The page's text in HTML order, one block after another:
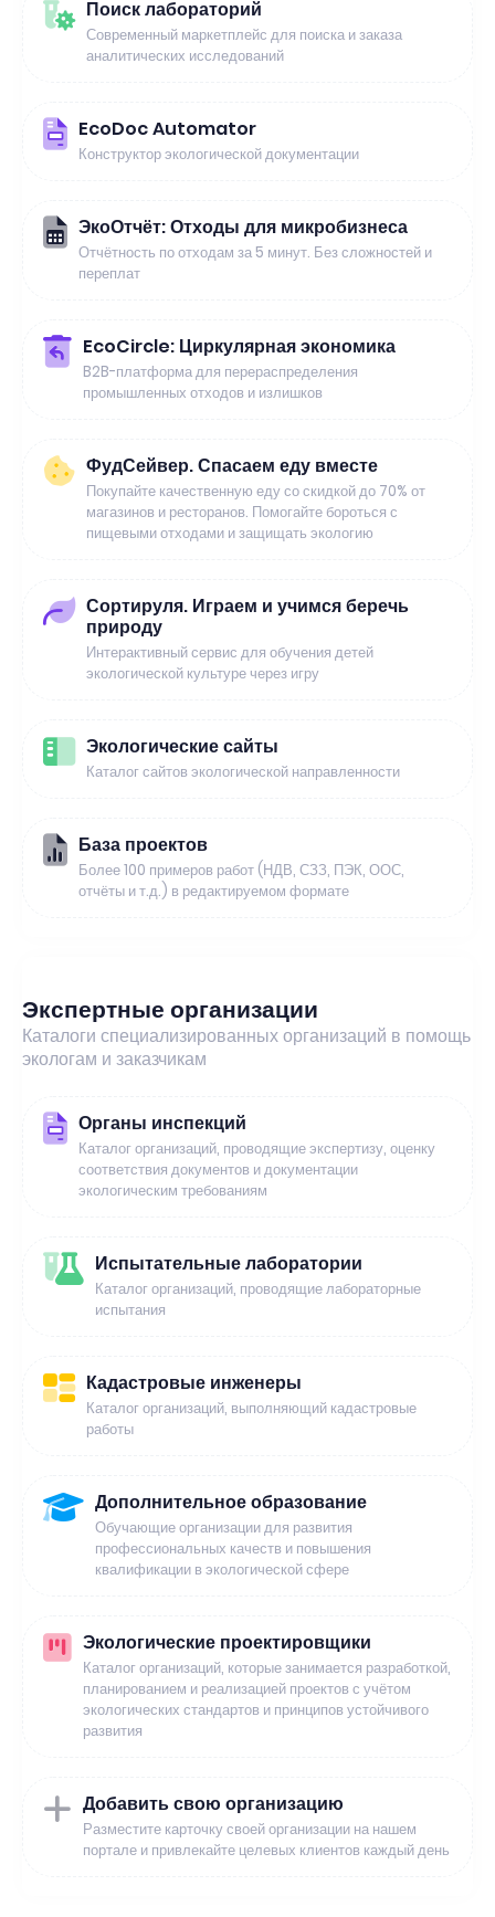
Поиск лабораторий
Современный маркетплейс для поиска и заказа
аналитических исследований
EcoDoc Automator
Конструктор экологической документации
ЭкоОтчёт: Отходы для микробизнеса
Отчётность по отходам за 5 минут. Без сложностей и
переплат
EcoCircle: Циркулярная экономика
B2B-платформа для перераспределения
промышленных отходов и излишков
ФудСейвер. Спасаем еду вместе
Покупайте качественную еду со скидкой до 70% от
магазинов и ресторанов. Помогайте бороться с
пищевыми отходами и защищать экологию
Сортируля. Играем и учимся беречь
природу
Интерактивный сервис для обучения детей
экологической культуре через игру
Экологические сайты
Каталог сайтов экологической направленности
База проектов
Более 100 примеров работ (НДВ, СЗЗ, ПЭК, ООС,
отчёты и т.д.) в редактируемом формате
Экспертные организации
Каталоги специализированных организаций в помощь
экологам и заказчикам
Органы инспекций
Каталог организаций, проводящие экспертизу, оценку
соответствия документов и документации
экологическим требованиям
Испытательные лаборатории
Каталог организаций, проводящие лабораторные
испытания
Кадастровые инженеры
Каталог организаций, выполняющий кадастровые
работы
Дополнительное образование
Обучающие организации для развития
профессиональных качеств и повышения
квалификации в экологической сфере
Экологические проектировщики
Каталог организаций, которые занимается разработкой,
планированием и реализацией проектов с учётом
экологических стандартов и принципов устойчивого
развития
Добавить свою организацию
Разместите карточку своей организации на нашем
портале и привлекайте целевых клиентов каждый день